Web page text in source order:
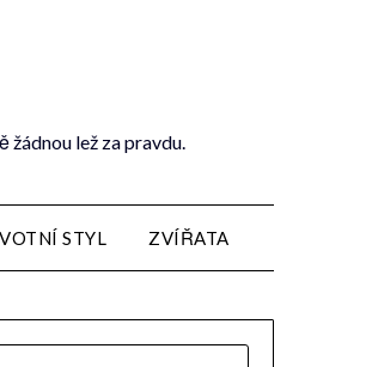
žádnou lež za pravdu.
STYL ZVÍŘATA